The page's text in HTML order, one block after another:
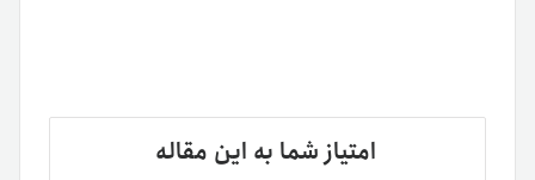
امتیاز شما به این مقاله